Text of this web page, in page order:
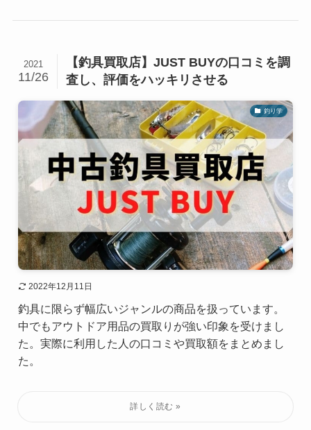
【釣具買取店】JUST BUYの口コミを調
査し、評価をハッキリさせる
2021
11/26
釣り学
2022年12月11日
釣具に限らず幅広いジャンルの商品を扱っています。
中でもアウトドア用品の買取りが強い印象を受けまし
た。実際に利用した人の口コミや買取額をまとめまし
た。